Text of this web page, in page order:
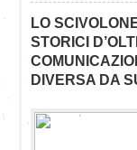
LO
STORICI
DIVERSA DA